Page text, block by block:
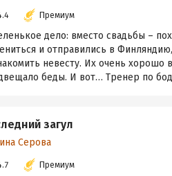
Премиум
дело: вместо свадьбы –
и отправились в
невесту. Их очень хорошо
беды. И вот… Тренер по
загул
Серова
Премиум